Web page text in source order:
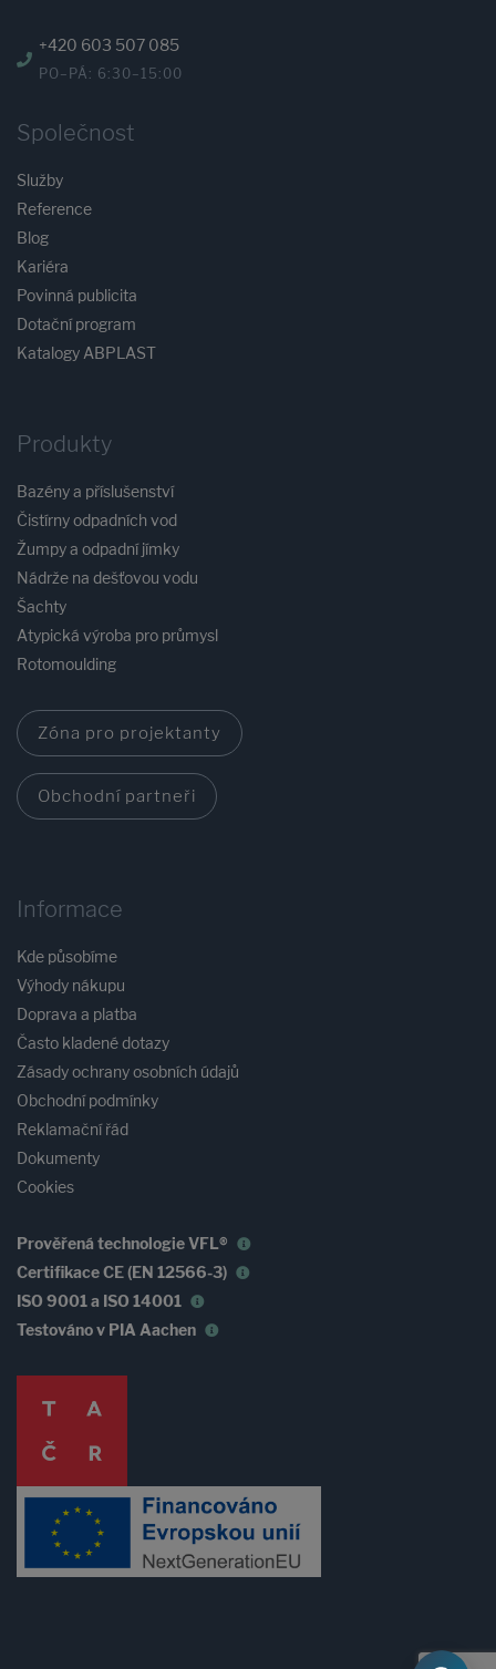
+420 603 507 085
PO–PÁ: 6:30–15:00
Společnost
Služby
Reference
Blog
Kariéra
Povinná publicita
Dotační program
Katalogy ABPLAST
Produkty
Bazény a příslušenství
Čistírny odpadních vod
Žumpy a odpadní jímky
Nádrže na dešťovou vodu
Šachty
Atypická výroba pro průmysl
Rotomoulding
Zóna pro projektanty
Obchodní partneři
Informace
Kde působíme
Výhody nákupu
Doprava a platba
Často kladené dotazy
Zásady ochrany osobních údajů
Obchodní podmínky
Reklamační řád
Dokumenty
Cookies
Prověřená technologie VFL®
Certifikace CE (EN 12566-3)
ISO 9001 a ISO 14001
Testováno v PIA Aachen